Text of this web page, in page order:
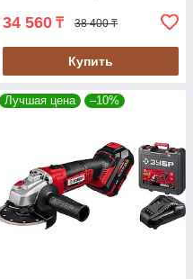
34 560 ₸ 38 400 ₸
Купить
Лучшая цена –10%